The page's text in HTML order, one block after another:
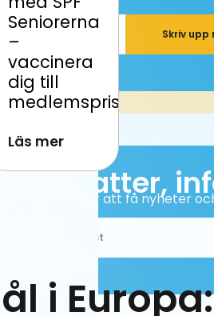
Seniorerna
–
vaccinera
dig till
medlemspris
Läs mer
i Europa: